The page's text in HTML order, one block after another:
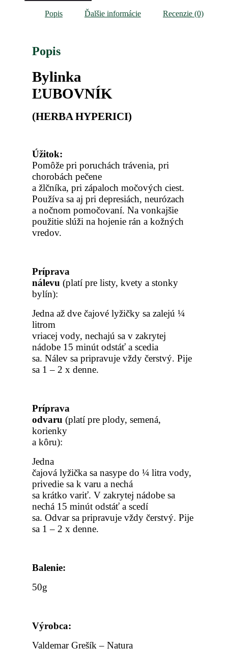
Popis Ďalšie informácie Recenzie (0)
Popis
Bylinka
ĽUBOVNÍK
(HERBA HYPERICI)
Úžitok:
Pomôže pri poruchách trávenia, pri
chorobách pečene
a žlčníka, pri zápaloch močových ciest.
Používa sa aj pri depresiách, neurózach
a nočnom pomočovaní. Na vonkajšie
použitie slúži na hojenie rán a kožných
vredov.
Príprava
nálevu (platí pre listy, kvety a stonky
bylín):
Jedna až dve čajové lyžičky sa zalejú ¼
litrom
vriacej vody, nechajú sa v zakrytej
nádobe 15 minút odstáť a scedia
sa. Nálev sa pripravuje vždy čerstvý. Pije
sa 1 – 2 x denne.
Príprava
odvaru (platí pre plody, semená,
korienky
a kôru):
Jedna
čajová lyžička sa nasype do ¼ litra vody,
privedie sa k varu a nechá
sa krátko variť. V zakrytej nádobe sa
nechá 15 minút odstáť a scedí
sa. Odvar sa pripravuje vždy čerstvý. Pije
sa 1 – 2 x denne.
Balenie:
50g
Výrobca:
Valdemar Grešík – Natura